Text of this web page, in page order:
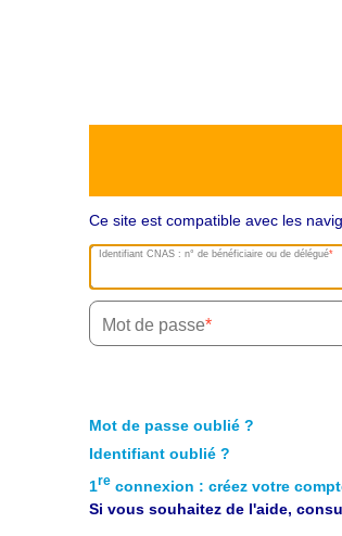
Ce site est compatible avec les
Identifiant CNAS : n° de bénéficiaire ou de délégué
Mot de passe
Mot de passe oublié ?
Identifiant oublié ?
1re connexion : créez votre
Si vous souhaitez de l'aide,